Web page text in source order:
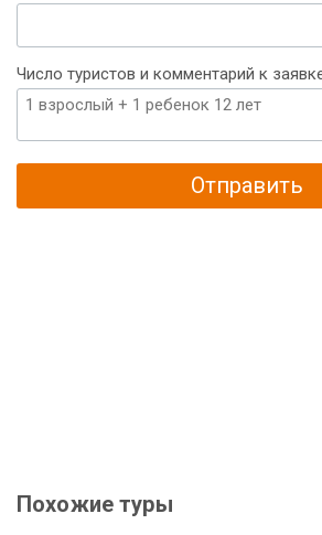
Число туристов и комментарий к
Отправить
Похожие туры